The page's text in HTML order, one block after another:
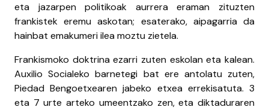
eta jazarpen politikoak aurrera eraman zituzten
frankistek eremu askotan; esaterako, aipagarria da
hainbat emakumeri ilea moztu zietela.
Frankismoko doktrina ezarri zuten eskolan eta kalean.
Auxilio Socialeko barnetegi bat ere antolatu zuten,
Piedad Bengoetxearen jabeko etxea errekisatuta. 3
eta 7 urte arteko umeentzako zen, eta diktaduraren